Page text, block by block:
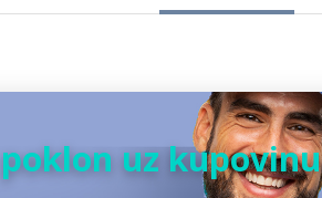
poklon uz kupovinu